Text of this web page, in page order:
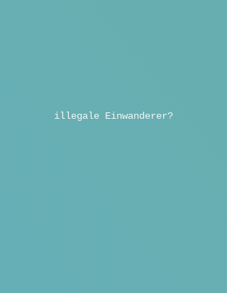
illegale Einwanderer?